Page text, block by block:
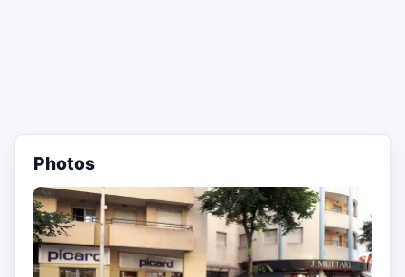
Photos